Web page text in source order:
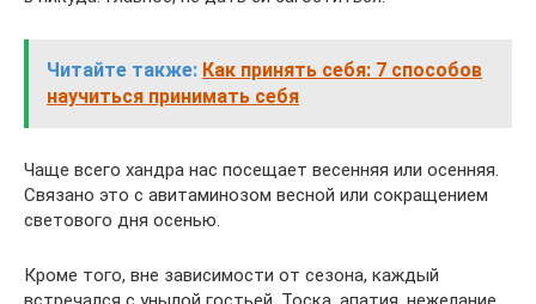
Читайте также: Как принять себя: 7 способов
научиться принимать себя
Чаще всего хандра нас посещает весенняя или осенняя.
Связано это с авитаминозом весной или сокращением
светового дня осенью.
Кроме того, вне зависимости от сезона, каждый